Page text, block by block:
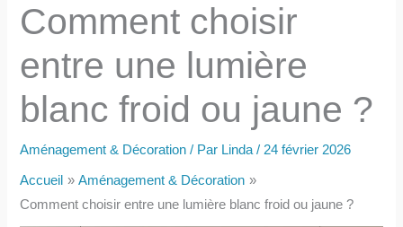
Comment choisir
entre une lumière
blanc froid ou jaune ?
Aménagement & Décoration / Par Linda/24 février 2026
Accueil
Aménagement & Décoration
Comment choisir entre une lumière blanc froid ou jaune ?